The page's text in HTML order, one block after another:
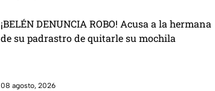
¡BELÉN DENUNCIA ROBO! Acusa a la hermana
de su padrastro de quitarle su mochila
08 agosto, 2026